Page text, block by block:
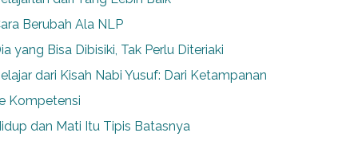
Berubah Ala NLP
yang Bisa Dibisiki, Tak Perlu Diteriaki
dari Kisah Nabi Yusuf: Dari Ketampanan
Kompetensi
dan Mati Itu Tipis Batasnya